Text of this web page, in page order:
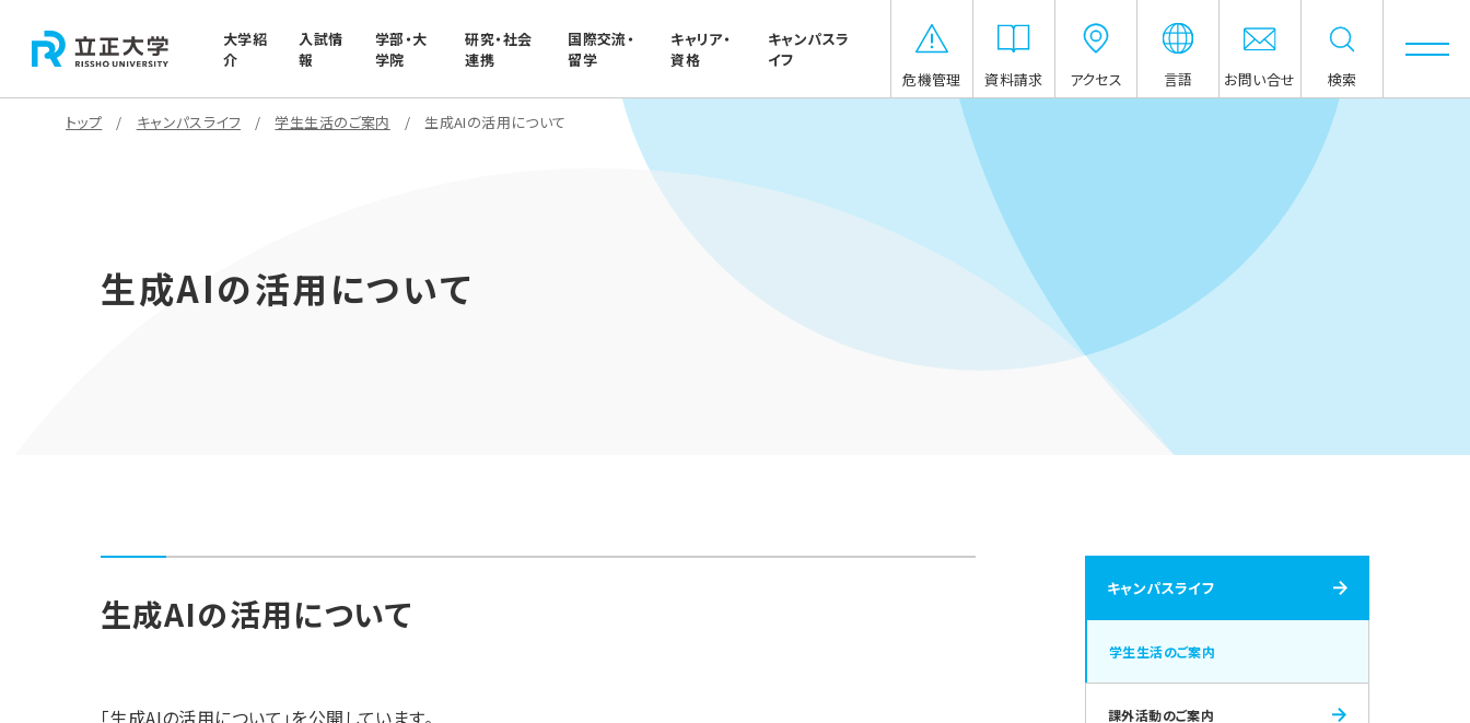
大学紹
介
入試情
報
学部・大
学院
研究・社会
連携
国際交流・
留学
キャリア・
資格
キャンパスラ
イフ
危機管理
資料請求 アクセス 言語 お問い合せ 検索
トップ キャンパスライフ 学生生活のご案内 生成AIの活用について
生成AIの活用について
キャンパスライフ
学生生活のご案内
課外活動のご案内
生成AIの活用について
「生成AIの活用について」を公開しています。